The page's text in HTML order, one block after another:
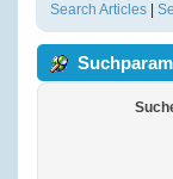
Search Articles |